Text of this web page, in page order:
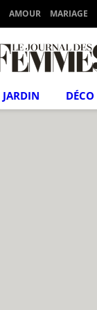
AMOUR MARIAGE
JARDIN DÉCO